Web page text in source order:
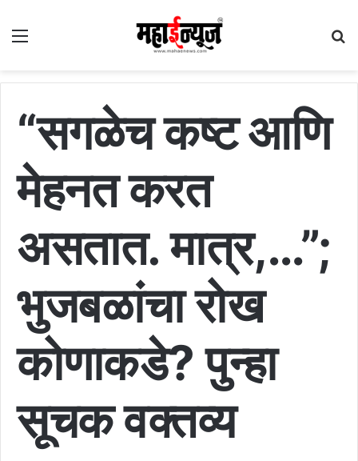
Menu
“सगळेच कष्ट आणि
मेहनत करत
असतात. मात्र,…”;
भुजबळांचा रोख
कोणाकडे? पुन्हा
सूचक वक्तव्य